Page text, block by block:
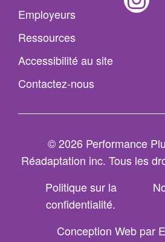
Employeurs
Ressources
Accessibilité au site
Contactez-nous
© 2026 Performance
Réadaptation inc. Tous les
Politique sur la
confidentialité
Conception Web par